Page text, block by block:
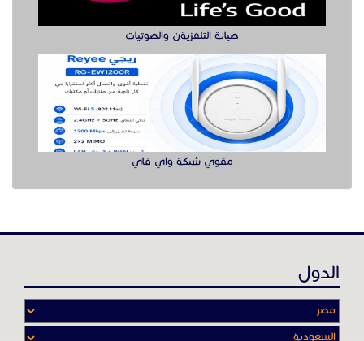
صيانة التلفزيةن والصوتيات
مقوي شبكة واي فاي
الدول